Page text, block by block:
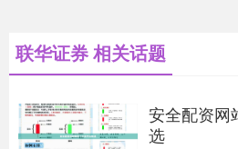
联华证券 相关话题
安全配资网
选